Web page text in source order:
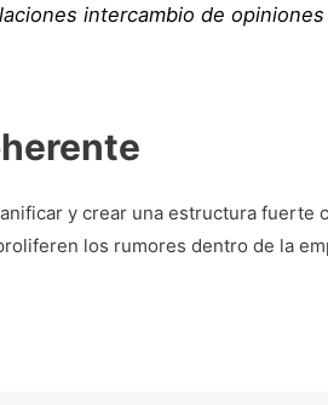
intercambio de
y crear una estructura fuerte
los rumores dentro de la